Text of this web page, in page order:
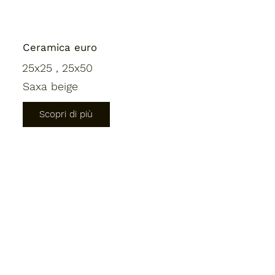
Ceramica euro
25x25 , 25x50
Saxa beige
Scopri di più